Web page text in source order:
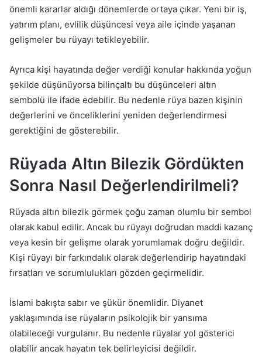
önemli kararlar aldığı dönemlerde ortaya çıkar. Yeni bir iş,
yatırım planı, evlilik düşüncesi veya aile içinde yaşanan
gelişmeler bu rüyayı tetikleyebilir.
Ayrıca kişi hayatında değer verdiği konular hakkında yoğun
şekilde düşünüyorsa bilinçaltı bu düşünceleri altın
sembolü ile ifade edebilir. Bu nedenle rüya bazen kişinin
değerlerini ve önceliklerini yeniden değerlendirmesi
gerektiğini de gösterebilir.
Rüyada Altın Bilezik Gördükten
Sonra Nasıl Değerlendirilmeli?
Rüyada altın bilezik görmek çoğu zaman olumlu bir sembol
olarak kabul edilir. Ancak bu rüyayı doğrudan maddi kazanç
veya kesin bir gelişme olarak yorumlamak doğru değildir.
Kişi rüyayı bir farkındalık olarak değerlendirip hayatındaki
fırsatları ve sorumlulukları gözden geçirmelidir.
İslami bakışta sabır ve şükür önemlidir. Diyanet
yaklaşımında ise rüyaların psikolojik bir yansıma
olabileceği vurgulanır. Bu nedenle rüyalar yol gösterici
olabilir ancak hayatın tek belirleyicisi değildir.